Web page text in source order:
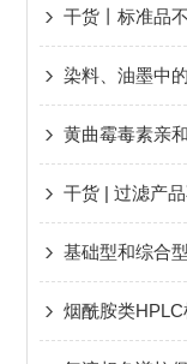
干货丨标准品
染料、油墨中
黄曲霉毒素亲
基础型和综合
烟酰胺类HPLC